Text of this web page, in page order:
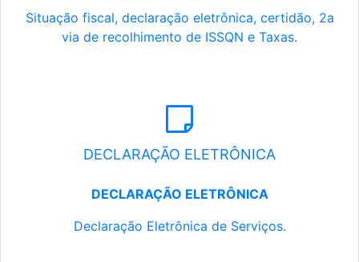
Situação fiscal, declaração eletrônica, certidão, 2a
via de recolhimento de ISSQN e Taxas.
DECLARAÇÃO ELETRÔNICA
DECLARAÇÃO ELETRÔNICA
Declaração Eletrônica de Serviços.